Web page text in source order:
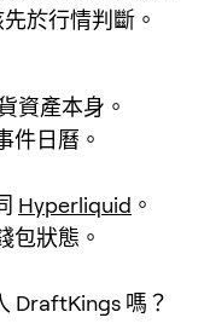
於行情判斷。
資產本身。
件日曆。
Hyperliquid 。
包狀態。
DraftKings 嗎？